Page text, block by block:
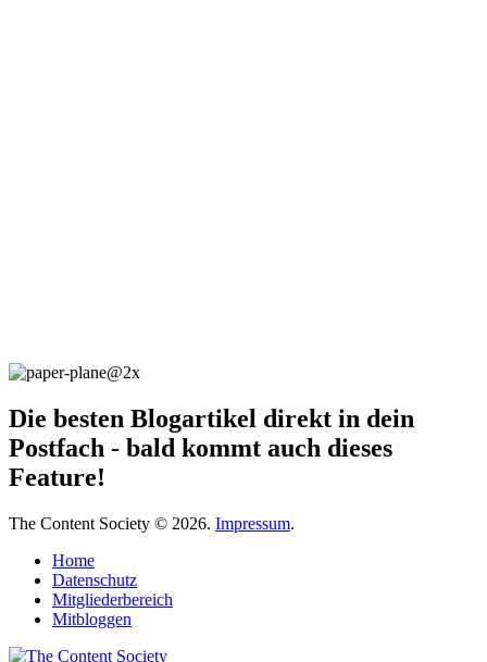
Die besten Blogartikel direkt in dein
Postfach - bald kommt auch dieses
Feature!
The Content Society © 2026. Impressum.
Home
Datenschutz
Mitgliederbereich
Mitbloggen